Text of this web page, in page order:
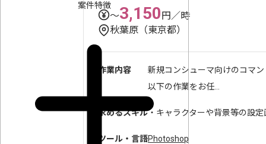
案件特徴
〜3,150円／時
秋葉原（東京都）
作業内容
新規コンシューマ向けのコマ
以下の作業をお任...
求めるスキル・キャラクターや背景等の設
ツール・言語Photoshop